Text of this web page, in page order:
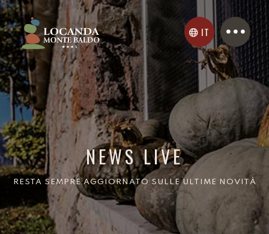
IT
NEWS LIVE
RESTA SEMPRE AGGIORNATO SULLE ULTIME NOVITÀ